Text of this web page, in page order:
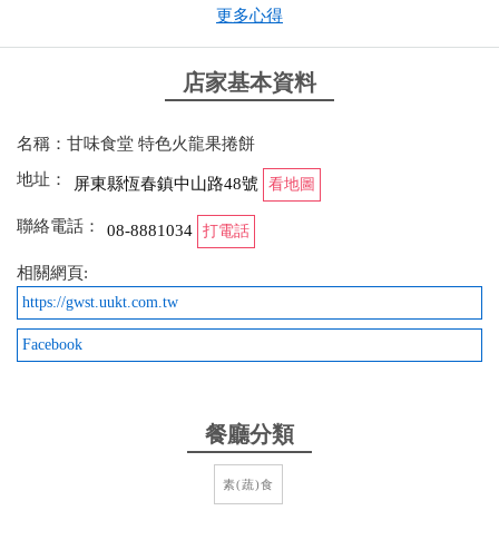
哇！過年期間真是驚喜在老街遇見超好吃又美味特別
的蔬食餐點～ 隱藏在巷弄內的小吃美食, 每道菜都好
看. 火龍捲餅超好吃 不僅打開味蕾 花色更吸引人.必點
～ 紅燒牛若面也超好吃湯頭好喝味道讚! 老闆親切問
候 上菜快速 價格平實～ 超推薦!
from google
經過看起來太酷 就決定試吃看看 素食人的好料理 火
更多心得
店家基本資料
名稱：甘味食堂 特色火龍果捲餅
地址：
屏東縣恆春鎮中山路48號 看地圖
聯絡電話： 08-8881034 打電話
相關網頁:
https://gwst.uukt.com.tw
Facebook
餐廳分類
素(蔬)食